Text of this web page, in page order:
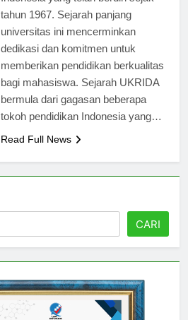
Indonesia yang telah berdiri sejak
tahun 1967. Sejarah panjang
universitas ini mencerminkan
dedikasi dan komitmen untuk
memberikan pendidikan berkualitas
bagi mahasiswa. Sejarah UKRIDA
bermula dari gagasan beberapa
CARI